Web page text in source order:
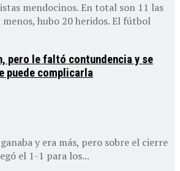
mendocinos. En total son 11 las
hubo 20 heridos. El fútbol
pero le faltó contundencia y se
puede complicarla
y era más, pero sobre el cierre
el 1-1 para los...